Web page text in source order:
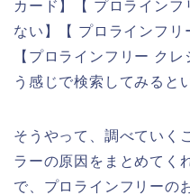
カード】【 プロライン
ない】【 プロラインフ
【プロラインフリー ク
う感じで検索してみると
そうやって、調べていく
ラーの原因をまとめてく
で、プロラインフリーの